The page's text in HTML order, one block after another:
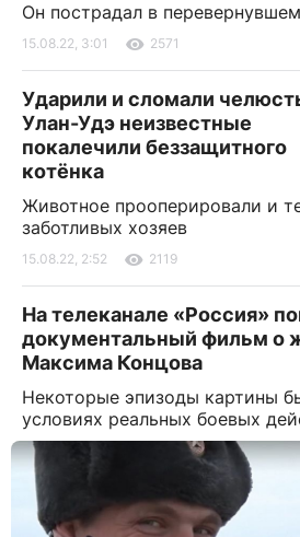
Он пострадал в
15.08.22, 3:01 2571
Ударили и сломали
Улан-Удэ неизвестные
покалечили беззащитного
котёнка
Животное прооперировали и
заботливых хозяев
15.08.22, 2:52 2119
На телеканале «Россия»
документальный фильм о
Максима Концова
Некоторые эпизоды картины
условиях реальных боевых